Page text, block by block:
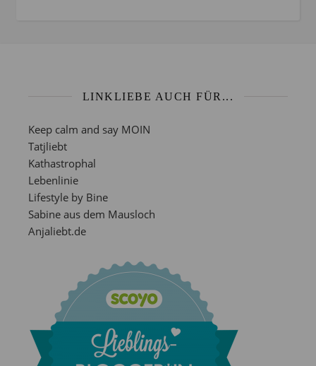
LINKLIEBE AUCH FÜR...
Keep calm and say MOIN
Tatjliebt
Kathastrophal
Lebenlinie
Lifestyle by Bine
Sabine aus dem Mausloch
Anjaliebt.de